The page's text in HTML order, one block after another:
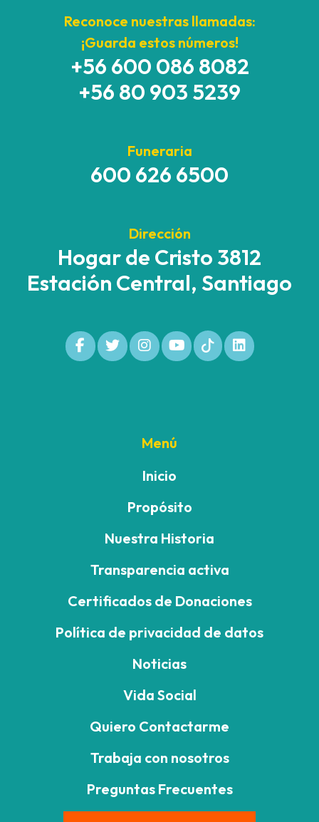
Reconoce nuestras llamadas:
¡Guarda estos números!
+56 600 086 8082
+56 80 903 5239
Funeraria
600 626 6500
Dirección
Hogar de Cristo 3812
Estación Central, Santiago
Menú
Inicio
Propósito
Nuestra Historia
Transparencia activa
Certificados de Donaciones
Política de privacidad de datos
Noticias
Vida Social
Quiero Contactarme
Trabaja con nosotros
Preguntas Frecuentes